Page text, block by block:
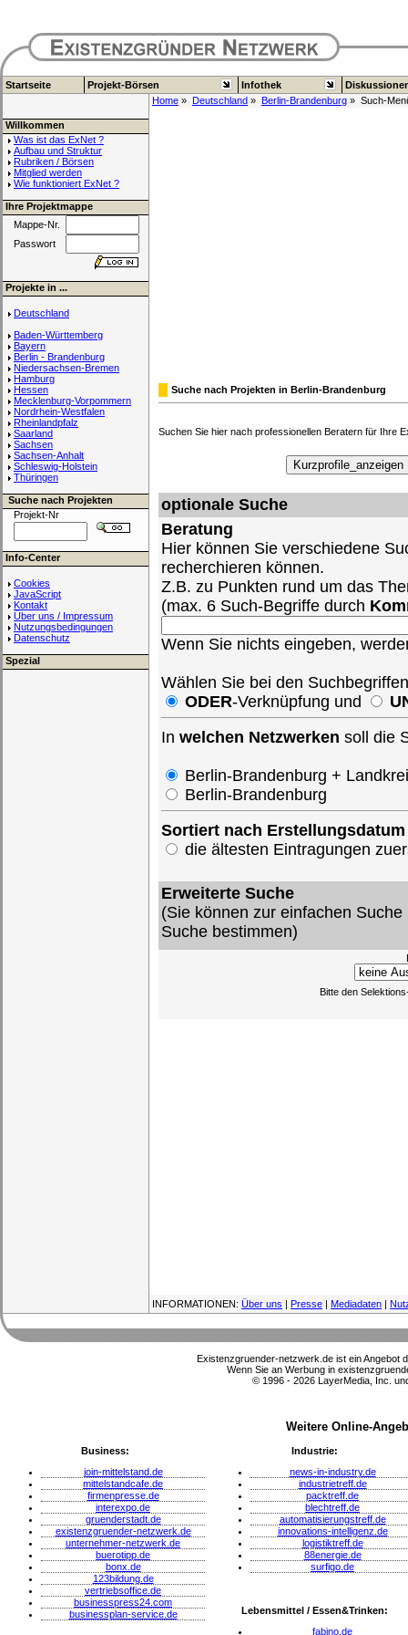
Startseite Projekt-Börsen Infothek
Home » Deutschland » Berlin-Brandenburg » Such-
Willkommen
Was ist das ExNet ?
Aufbau und Struktur
Rubriken / Börsen
Mitglied werden
Wie funktioniert ExNet ?
Ihre Projektmappe
Mappe-Nr.
Passwort
Projekte in ...
Deutschland
Baden-Württemberg
Bayern
Berlin - Brandenburg
Niedersachsen-Bremen
Hamburg
Hessen
Mecklenburg-Vorpommern
Nordrhein-Westfalen
Rheinlandpfalz
Saarland
Sachsen
Sachsen-Anhalt
Schleswig-Holstein
Thüringen
Suche nach Projekten
Projekt-Nr
Info-Center
Cookies
JavaScript
Kontakt
Über uns / Impressum
Nutzungsbedingungen
Datenschutz
Spezial
Suche nach Projekten in Berlin-Brandenburg
Suchen Sie hier nach professionellen Beratern für Ihre
optionale Suche
Beratung
Hier können Sie verschiedene
recherchieren können.
Z.B. zu Punkten rund um das
(max. 6 Such-Begriffe durch
Wenn Sie nichts eingeben,
Wählen Sie bei den
ODER-Verknüpfung und
In welchen Netzwerken soll die
Berlin-Brandenburg +
Berlin-Brandenburg
Sortiert nach Erstellungsdatum
die ältesten Eintragungen
Erweiterte Suche
(Sie können zur einfachen
Suche bestimmen)
Bitte den
INFORMATIONEN: Über uns | Presse | Mediadaten |
Existenzgruender-netzwerk.de ist ein Angebot
Wenn Sie an Werbung in
© 1996 - 2026 LayerMedia, Inc.
Weitere Online-
Business:
join-mittelstand.de
mittelstandcafe.de
firmenpresse.de
interexpo.de
gruenderstadt.de
existenzgruender-netzwerk.de
unternehmer-netzwerk.de
buerotipp.de
bonx.de
123bildung.de
vertriebsoffice.de
businesspress24.com
businessplan-service.de
Industrie:
news-in-industry.de
industrietreff.de
packtreff.de
blechtreff.de
automatisierungstreff.de
innovations-intelligenz.de
logistiktreff.de
88energie.de
surfigo.de
Lebensmittel / Essen&Trinken:
fabino.de